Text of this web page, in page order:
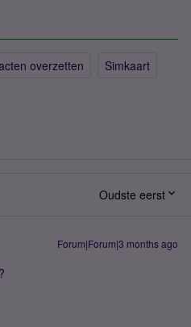
overzetten
Simkaart
Oudste eerst
Forum|Forum|3 months ago